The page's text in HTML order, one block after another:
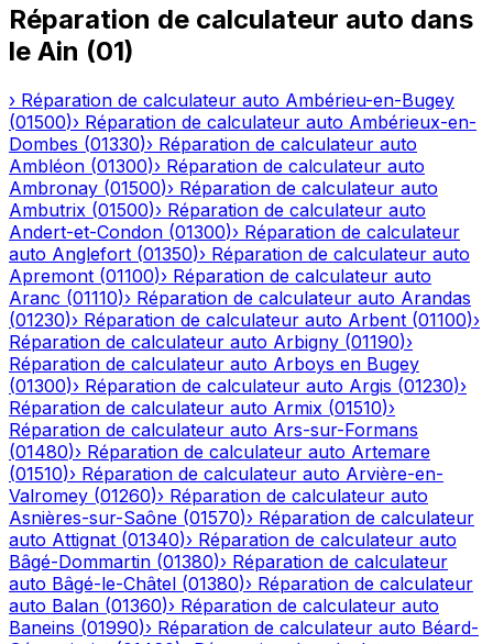
Réparation de calculateur auto dans
le Ain (01)
› Réparation de calculateur auto Ambérieu-en-Bugey
(01500)› Réparation de calculateur auto Ambérieux-en-
Dombes (01330)› Réparation de calculateur auto
Ambléon (01300)› Réparation de calculateur auto
Ambronay (01500)› Réparation de calculateur auto
Ambutrix (01500)› Réparation de calculateur auto
Andert-et-Condon (01300)› Réparation de calculateur
auto Anglefort (01350)› Réparation de calculateur auto
Apremont (01100)› Réparation de calculateur auto
Aranc (01110)› Réparation de calculateur auto Arandas
(01230)› Réparation de calculateur auto Arbent (01100)›
Réparation de calculateur auto Arbigny (01190)›
Réparation de calculateur auto Arboys en Bugey
(01300)› Réparation de calculateur auto Argis (01230)›
Réparation de calculateur auto Armix (01510)›
Réparation de calculateur auto Ars-sur-Formans
(01480)› Réparation de calculateur auto Artemare
(01510)› Réparation de calculateur auto Arvière-en-
Valromey (01260)› Réparation de calculateur auto
Asnières-sur-Saône (01570)› Réparation de calculateur
auto Attignat (01340)› Réparation de calculateur auto
Bâgé-Dommartin (01380)› Réparation de calculateur
auto Bâgé-le-Châtel (01380)› Réparation de calculateur
auto Balan (01360)› Réparation de calculateur auto
Baneins (01990)› Réparation de calculateur auto Béard-